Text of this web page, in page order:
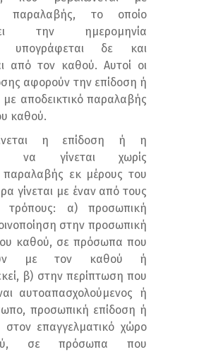
παραλαβής, το οποίο
την ημερομηνία
υπογράφεται δε και
από τον καθού. Αυτοί οι
αφορούν την επίδοση ή
με αποδεικτικό παραλαβής
καθού.
η επίδοση ή η
να γίνεται χωρίς
παραλαβής εκ μέρους του
γίνεται με έναν από τους
τρόπους: α) προσωπική
στην προσωπική
καθού, σε πρόσωπα που
με τον καθού ή
β) στην περίπτωση που
αυτοαπασχολούμενος ή
προσωπική επίδοση ή
στον επαγγελματικό χώρο
σε πρόσωπα που